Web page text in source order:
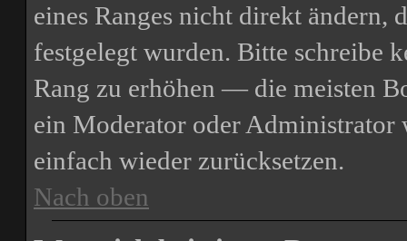
eines Ranges nicht direkt
festgelegt wurden. Bitte schreibe
Rang zu erhöhen — die meisten
ein Moderator oder Administrator
einfach wieder zurücksetzen.
Nach oben